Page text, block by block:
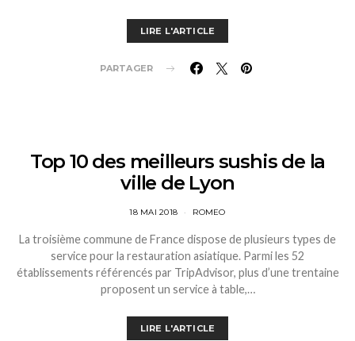
LIRE L'ARTICLE
PARTAGER
Top 10 des meilleurs sushis de la
ville de Lyon
18 MAI 2018 ROMEO
La troisième commune de France dispose de plusieurs types de
service pour la restauration asiatique. Parmi les 52
établissements référencés par TripAdvisor, plus d’une trentaine
proposent un service à table,…
LIRE L'ARTICLE